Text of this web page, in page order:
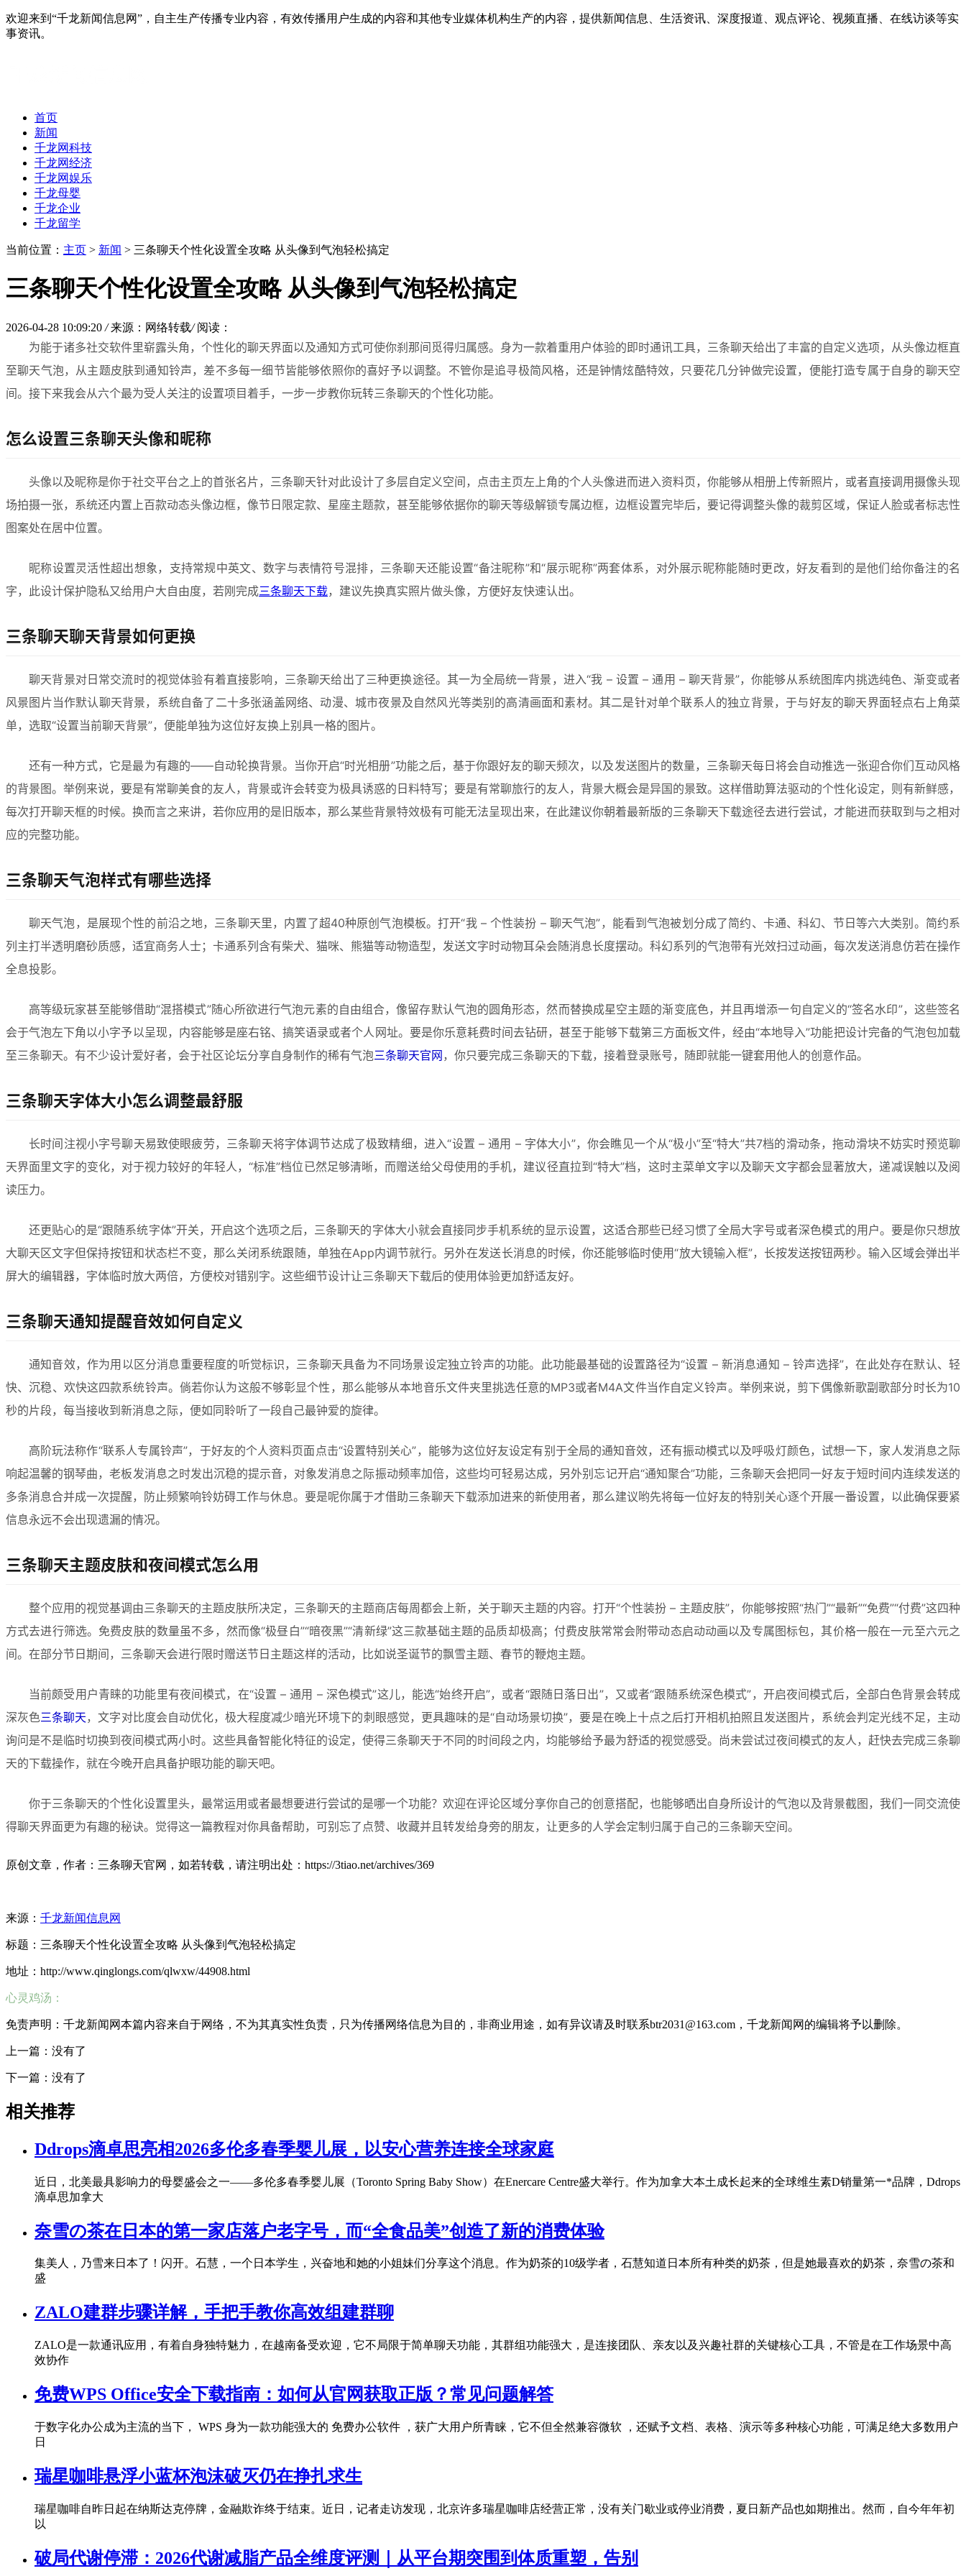
欢迎来到“千龙新闻信息网”，自主生产传播专业内容，有效传播用户生成的内容和其他专业媒体机构生产的内容，提供新闻信息、生活资讯、深度报道、观点评论、视频直播、在线访谈等实
事资讯。
首页
新闻
千龙网科技
千龙网经济
千龙网娱乐
千龙母婴
千龙企业
千龙留学
当前位置： 主页 > 新闻 > 三条聊天个性化设置全攻略 从头像到气泡轻松搞定
三条聊天个性化设置全攻略 从头像到气泡轻松搞定
2026-04-28 10:09:20 / 来源：网络转载/ 阅读：
为能于诸多社交软件里崭露头角，个性化的聊天界面以及通知方式可使你刹那间觅得归属感。身为一款着重用户体验的即时通讯工具，三条聊天给出了丰富的自定义选项，从头像边框直
至聊天气泡，从主题皮肤到通知铃声，差不多每一细节皆能够依照你的喜好予以调整。不管你是追寻极简风格，还是钟情炫酷特效，只要花几分钟做完设置，便能打造专属于自身的聊天空
间。接下来我会从六个最为受人关注的设置项目着手，一步一步教你玩转三条聊天的个性化功能。
怎么设置三条聊天头像和昵称
头像以及昵称是你于社交平台之上的首张名片，三条聊天针对此设计了多层自定义空间，点击主页左上角的个人头像进而进入资料页，你能够从相册上传新照片，或者直接调用摄像头现
场拍摄一张，系统还内置上百款动态头像边框，像节日限定款、星座主题款，甚至能够依据你的聊天等级解锁专属边框，边框设置完毕后，要记得调整头像的裁剪区域，保证人脸或者标志性
图案处在居中位置。
昵称设置灵活性超出想象，支持常规中英文、数字与表情符号混排，三条聊天还能设置“备注昵称”和“展示昵称”两套体系，对外展示昵称能随时更改，好友看到的是他们给你备注的名
字，此设计保护隐私又给用户大自由度，若刚完成三条聊天下载，建议先换真实照片做头像，方便好友快速认出。
三条聊天聊天背景如何更换
聊天背景对日常交流时的视觉体验有着直接影响，三条聊天给出了三种更换途径。其一为全局统一背景，进入“我 – 设置 – 通用 – 聊天背景”，你能够从系统图库内挑选纯色、渐变或者
风景图片当作默认聊天背景，系统自备了二十多张涵盖网络、动漫、城市夜景及自然风光等类别的高清画面和素材。其二是针对单个联系人的独立背景，于与好友的聊天界面轻点右上角菜
单，选取“设置当前聊天背景”，便能单独为这位好友换上别具一格的图片。
还有一种方式，它是最为有趣的——自动轮换背景。当你开启“时光相册”功能之后，基于你跟好友的聊天频次，以及发送图片的数量，三条聊天每日将会自动推选一张迎合你们互动风格
的背景图。举例来说，要是有常聊美食的友人，背景或许会转变为极具诱惑的日料特写；要是有常聊旅行的友人，背景大概会是异国的景致。这样借助算法驱动的个性化设定，则有新鲜感，
每次打开聊天框的时候。换而言之来讲，若你应用的是旧版本，那么某些背景特效极有可能无法呈现出来，在此建议你朝着最新版的三条聊天下载途径去进行尝试，才能进而获取到与之相对
应的完整功能。
三条聊天气泡样式有哪些选择
聊天气泡，是展现个性的前沿之地，三条聊天里，内置了超40种原创气泡模板。打开“我 – 个性装扮 – 聊天气泡”，能看到气泡被划分成了简约、卡通、科幻、节日等六大类别。简约系
列主打半透明磨砂质感，适宜商务人士；卡通系列含有柴犬、猫咪、熊猫等动物造型，发送文字时动物耳朵会随消息长度摆动。科幻系列的气泡带有光效扫过动画，每次发送消息仿若在操作
全息投影。
高等级玩家甚至能够借助“混搭模式”随心所欲进行气泡元素的自由组合，像留存默认气泡的圆角形态，然而替换成星空主题的渐变底色，并且再增添一句自定义的“签名水印”，这些签名
会于气泡左下角以小字予以呈现，内容能够是座右铭、搞笑语录或者个人网址。要是你乐意耗费时间去钻研，甚至于能够下载第三方面板文件，经由“本地导入”功能把设计完备的气泡包加载
至三条聊天。有不少设计爱好者，会于社区论坛分享自身制作的稀有气泡三条聊天官网，你只要完成三条聊天的下载，接着登录账号，随即就能一键套用他人的创意作品。
三条聊天字体大小怎么调整最舒服
长时间注视小字号聊天易致使眼疲劳，三条聊天将字体调节达成了极致精细，进入“设置 – 通用 – 字体大小”，你会瞧见一个从“极小”至“特大”共7档的滑动条，拖动滑块不妨实时预览聊
天界面里文字的变化，对于视力较好的年轻人，“标准”档位已然足够清晰，而赠送给父母使用的手机，建议径直拉到“特大”档，这时主菜单文字以及聊天文字都会显著放大，递减误触以及阅
读压力。
还更贴心的是“跟随系统字体”开关，开启这个选项之后，三条聊天的字体大小就会直接同步手机系统的显示设置，这适合那些已经习惯了全局大字号或者深色模式的用户。要是你只想放
大聊天区文字但保持按钮和状态栏不变，那么关闭系统跟随，单独在App内调节就行。另外在发送长消息的时候，你还能够临时使用“放大镜输入框”，长按发送按钮两秒。输入区域会弹出半
屏大的编辑器，字体临时放大两倍，方便校对错别字。这些细节设计让三条聊天下载后的使用体验更加舒适友好。
三条聊天通知提醒音效如何自定义
通知音效，作为用以区分消息重要程度的听觉标识，三条聊天具备为不同场景设定独立铃声的功能。此功能最基础的设置路径为“设置 – 新消息通知 – 铃声选择”，在此处存在默认、轻
快、沉稳、欢快这四款系统铃声。倘若你认为这般不够彰显个性，那么能够从本地音乐文件夹里挑选任意的MP3或者M4A文件当作自定义铃声。举例来说，剪下偶像新歌副歌部分时长为10
秒的片段，每当接收到新消息之际，便如同聆听了一段自己最钟爱的旋律。
高阶玩法称作“联系人专属铃声”，于好友的个人资料页面点击“设置特别关心”，能够为这位好友设定有别于全局的通知音效，还有振动模式以及呼吸灯颜色，试想一下，家人发消息之际
响起温馨的钢琴曲，老板发消息之时发出沉稳的提示音，对象发消息之际振动频率加倍，这些均可轻易达成，另外别忘记开启“通知聚合”功能，三条聊天会把同一好友于短时间内连续发送的
多条消息合并成一次提醒，防止频繁响铃妨碍工作与休息。要是呢你属于才借助三条聊天下载添加进来的新使用者，那么建议哟先将每一位好友的特别关心逐个开展一番设置，以此确保要紧
信息永远不会出现遗漏的情况。
三条聊天主题皮肤和夜间模式怎么用
整个应用的视觉基调由三条聊天的主题皮肤所决定，三条聊天的主题商店每周都会上新，关于聊天主题的内容。打开“个性装扮 – 主题皮肤”，你能够按照“热门”“最新”“免费”“付费”这四种
方式去进行筛选。免费皮肤的数量虽不多，然而像“极昼白”“暗夜黑”“清新绿”这三款基础主题的品质却极高；付费皮肤常常会附带动态启动动画以及专属图标包，其价格一般在一元至六元之
间。在部分节日期间，三条聊天会进行限时赠送节日主题这样的活动，比如说圣诞节的飘雪主题、春节的鞭炮主题。
当前颇受用户青睐的功能里有夜间模式，在“设置 – 通用 – 深色模式”这儿，能选“始终开启”，或者“跟随日落日出”，又或者“跟随系统深色模式”，开启夜间模式后，全部白色背景会转成
深灰色三条聊天，文字对比度会自动优化，极大程度减少暗光环境下的刺眼感觉，更具趣味的是“自动场景切换”，要是在晚上十点之后打开相机拍照且发送图片，系统会判定光线不足，主动
询问是不是临时切换到夜间模式两小时。这些具备智能化特征的设定，使得三条聊天于不同的时间段之内，均能够给予最为舒适的视觉感受。尚未尝试过夜间模式的友人，赶快去完成三条聊
天的下载操作，就在今晚开启具备护眼功能的聊天吧。
你于三条聊天的个性化设置里头，最常运用或者最想要进行尝试的是哪一个功能？欢迎在评论区域分享你自己的创意搭配，也能够晒出自身所设计的气泡以及背景截图，我们一同交流使
得聊天界面更为有趣的秘诀。觉得这一篇教程对你具备帮助，可别忘了点赞、收藏并且转发给身旁的朋友，让更多的人学会定制归属于自己的三条聊天空间。
原创文章，作者：三条聊天官网，如若转载，请注明出处：https://3tiao.net/archives/369
来源： 千龙新闻信息网
标题：三条聊天个性化设置全攻略 从头像到气泡轻松搞定
地址：http://www.qinglongs.com/qlwxw/44908.html
心灵鸡汤：
免责声明：千龙新闻网本篇内容来自于网络，不为其真实性负责，只为传播网络信息为目的，非商业用途，如有异议请及时联系btr2031@163.com，千龙新闻网的编辑将予以删除。
上一篇：没有了
下一篇：没有了
相关推荐
Ddrops滴卓思亮相2026多伦多春季婴儿展，以安心营养连接全球家庭
近日，北美最具影响力的母婴盛会之一——多伦多春季婴儿展（Toronto Spring Baby Show）在Enercare Centre盛大举行。作为加拿大本土成长起来的全球维生素D销量第一*品牌，Ddrops
滴卓思加拿大
奈雪の茶在日本的第一家店落户老字号，而“全食品美”创造了新的消费体验
集美人，乃雪来日本了！闪开。石慧，一个日本学生，兴奋地和她的小姐妹们分享这个消息。作为奶茶的10级学者，石慧知道日本所有种类的奶茶，但是她最喜欢的奶茶，奈雪の茶和
盛
ZALO建群步骤详解，手把手教你高效组建群聊
ZALO是一款通讯应用，有着自身独特魅力，在越南备受欢迎，它不局限于简单聊天功能，其群组功能强大，是连接团队、亲友以及兴趣社群的关键核心工具，不管是在工作场景中高
效协作
免费WPS Office安全下载指南：如何从官网获取正版？常见问题解答
于数字化办公成为主流的当下， WPS 身为一款功能强大的 免费办公软件 ，获广大用户所青睐，它不但全然兼容微软 ，还赋予文档、表格、演示等多种核心功能，可满足绝大多数用户
日
瑞星咖啡悬浮小蓝杯泡沫破灭仍在挣扎求生
瑞星咖啡自昨日起在纳斯达克停牌，金融欺诈终于结束。近日，记者走访发现，北京许多瑞星咖啡店经营正常，没有关门歇业或停业消费，夏日新产品也如期推出。然而，自今年年初
以
破局代谢停滞：2026代谢减脂产品全维度评测｜从平台期突围到体质重塑，告别